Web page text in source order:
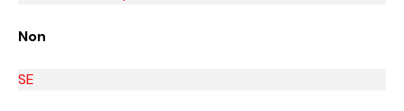
Non
SE